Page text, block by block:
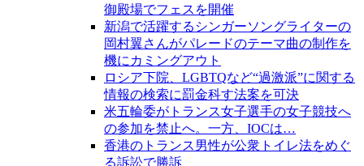
御殿場でフェスを開催
新潟で活躍するシンガーソングライターの
岡村翼さんがパレードのテーマ曲の制作を
機にカミングアウト
ロシア下院、LGBTQなど“過激派”に関する
情報の検索に罰金科す法案を可決
米五輪委がトランス女子選手の女子競技へ
の参加を禁止へ。一方、IOCは…
香港のトランス男性が公衆トイレ法をめぐ
る訴訟で勝訴